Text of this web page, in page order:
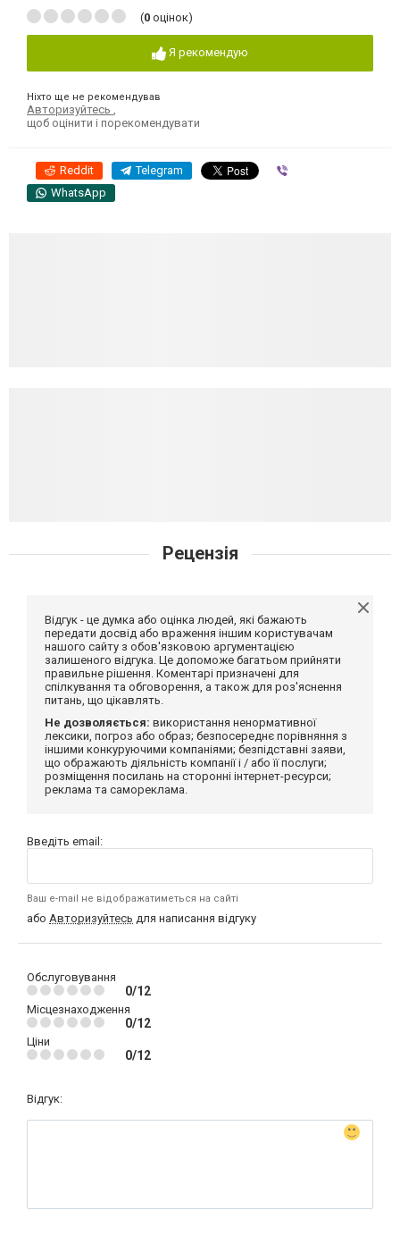
(0 оцінок)
Я рекомендую
Ніхто ще не рекомендував
Авторизуйтесь ,
щоб оцінити і порекомендувати
Reddit Telegram
WhatsApp
Рецензія
Відгук - це думка або оцінка людей, які бажають
передати досвід або враження іншим користувачам
нашого сайту з обов'язковою аргументацією
залишеного відгука. Це допоможе багатьом прийняти
правильне рішення. Коментарі призначені для
спілкування та обговорення, а також для роз'яснення
питань, що цікавлять.
Не дозволяється: використання ненормативної
лексики, погроз або образ; безпосереднє порівняння з
іншими конкуруючими компаніями; безпідставні заяви,
що ображають діяльність компанії і / або її послуги;
розміщення посилань на сторонні інтернет-ресурси;
реклама та самореклама.
Введіть email:
Ваш e-mail не відображатиметься на сайті
або Авторизуйтесь для написання відгуку
Обслуговування
0/12
Місцезнаходження
0/12
Ціни
0/12
Відгук: